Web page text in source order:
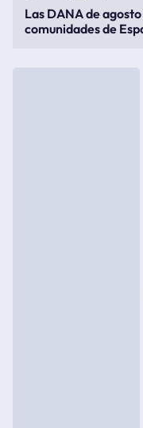
Las DANA de
comunidades de